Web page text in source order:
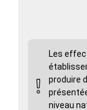
Les
produire
niveau